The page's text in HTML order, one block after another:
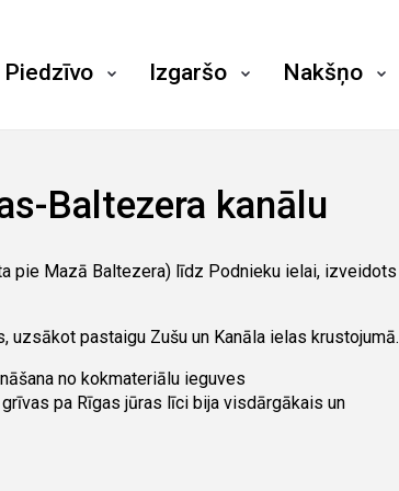
Piedzīvo Izgaršo Nakšņo
Baltezera kanālu
pie Mazā Baltezera) līdz Podnieku ielai, izveidots
pastaigu Zušu un Kanāla ielas krustojumā.
no kokmateriālu ieguves
pa Rīgas jūras līci bija visdārgākais un